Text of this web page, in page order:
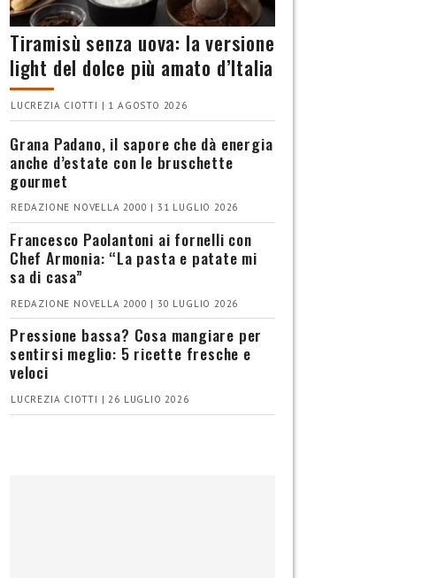
Tiramisù senza uova: la versione
light del dolce più amato d’Italia
LUCREZIA CIOTTI | 1 AGOSTO 2026
Grana Padano, il sapore che dà energia
anche d’estate con le bruschette
gourmet
REDAZIONE NOVELLA 2000 | 31 LUGLIO 2026
Francesco Paolantoni ai fornelli con
Chef Armonia: “La pasta e patate mi
sa di casa”
REDAZIONE NOVELLA 2000 | 30 LUGLIO 2026
Pressione bassa? Cosa mangiare per
sentirsi meglio: 5 ricette fresche e
veloci
LUCREZIA CIOTTI | 26 LUGLIO 2026